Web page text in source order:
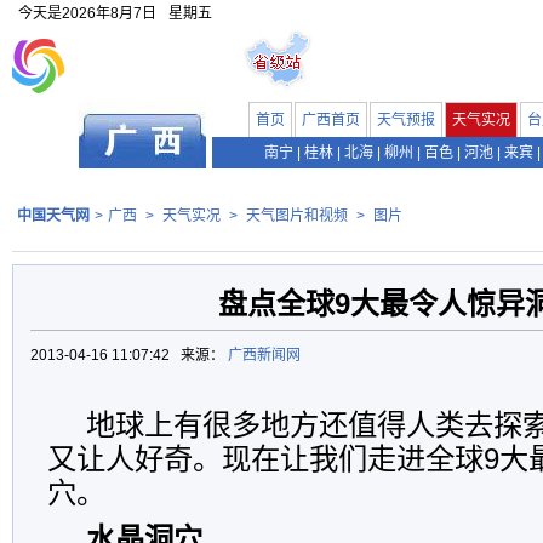
今天是2026年8月7日 星期五
首页 广西首页 天气预报 天气实况
南宁
桂林 北海 柳州 百色 河池 来宾
中国天气网 > 广西 > 天气实况 > 天气图片和视频 > 图片
盘点全球9大最令人惊异
2013-04-16 11:07:42 来源： 广西新闻网
地球上有很多地方还值得人类去探
又让人好奇。现在让我们走进全球9大
穴。